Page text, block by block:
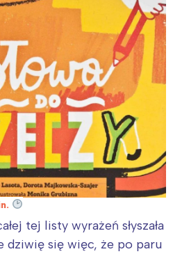
tej listy wyrażeń słyszała
dziwię się więc, że po paru